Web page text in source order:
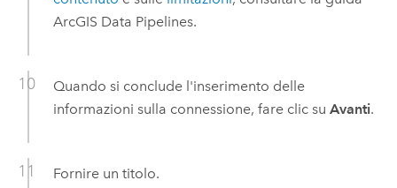
ArcGIS Data Pipelines.
Quando si conclude l'inserimento delle
informazioni sulla connessione, fare clic su Avanti.
Fornire un titolo.